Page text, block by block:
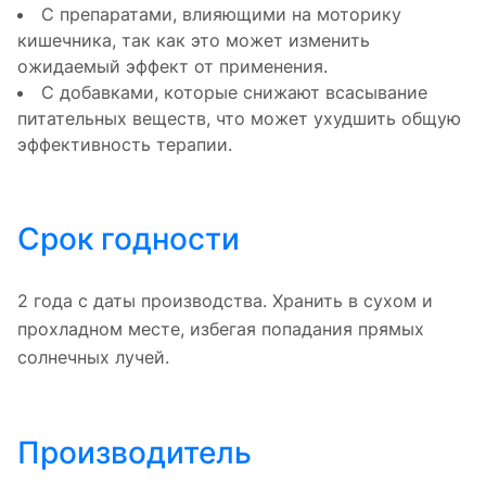
С препаратами, влияющими на моторику
кишечника, так как это может изменить
ожидаемый эффект от применения.
С добавками, которые снижают всасывание
питательных веществ, что может ухудшить общую
эффективность терапии.
Срок годности
2 года с даты производства. Хранить в сухом и
прохладном месте, избегая попадания прямых
солнечных лучей.
Производитель